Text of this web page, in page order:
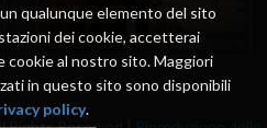
qualunque elemento del sito
dei cookie, accetterai
cookie al nostro sito. Maggiori
in questo sito sono disponibili
policy.